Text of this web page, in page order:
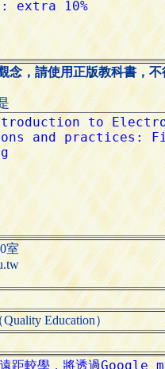
念，請使用正版教科書，不
室
Education）